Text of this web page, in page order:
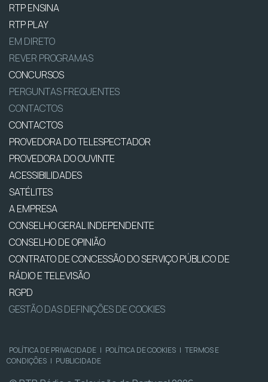
RTP ENSINA
RTP PLAY
EM DIRETO
REVER PROGRAMAS
CONCURSOS
PERGUNTAS FREQUENTES
CONTACTOS
CONTACTOS
PROVEDORA DO TELESPECTADOR
PROVEDORA DO OUVINTE
ACESSIBILIDADES
SATÉLITES
A EMPRESA
CONSELHO GERAL INDEPENDENTE
CONSELHO DE OPINIÃO
CONTRATO DE CONCESSÃO DO SERVIÇO PÚBLICO DE
RÁDIO E TELEVISÃO
RGPD
GESTÃO DAS DEFINIÇÕES DE COOKIES
POLÍTICA DE PRIVACIDADE | POLÍTICA DE COOKIES | TERMOS E
CONDIÇÕES | PUBLICIDADE